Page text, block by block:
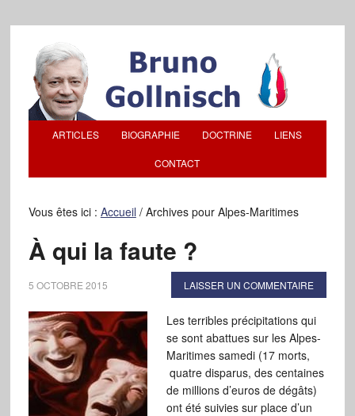
ARTICLES BIOGRAPHIE DOCTRINE LIENS
CONTACT
Vous êtes ici : Accueil /Archives pour Alpes-Maritimes
À qui la faute ?
5 OCTOBRE 2015 LAISSER UN COMMENTAIRE
Les terribles précipitations qui
se sont abattues sur les Alpes-
Maritimes samedi (17 morts,
quatre disparus, des centaines
de millions d’euros de dégâts)
ont été suivies sur place d’un